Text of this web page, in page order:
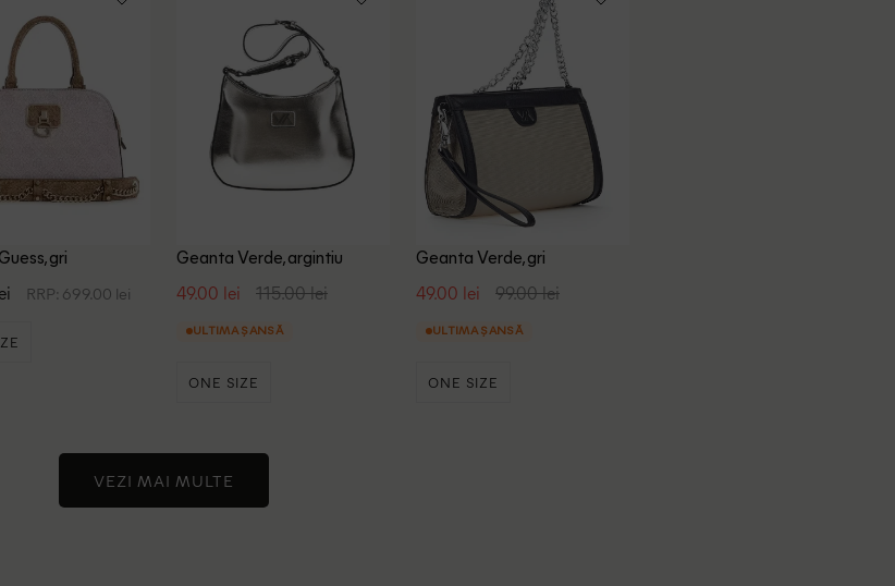
gri
RRP: 699.00 lei
Geanta Verde, argintiu
49.00 lei 115.00 lei
ULTIMA ȘANSĂ
ONE SIZE
Geanta Verde, gri
49.00 lei 99.00 lei
ULTIMA ȘANSĂ
ONE SIZE
VEZI MAI MULTE